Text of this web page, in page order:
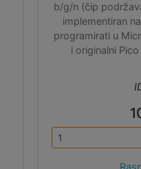
b/g/n (čip
implementiran
programirati u
i originalni